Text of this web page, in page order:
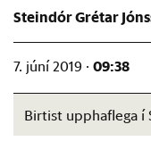
Steindór Grétar
7. júní 2019 · 09:38
Birtist upphaflega í